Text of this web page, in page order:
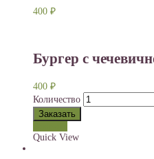
400 ₽
Бургер с
400 ₽
Количество
Заказать
Quick View